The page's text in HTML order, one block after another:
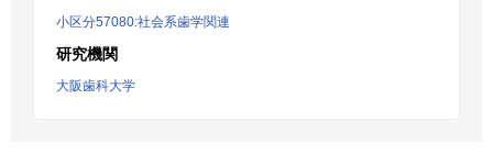
小区分57080:社会系歯学関連
研究機関
大阪歯科大学